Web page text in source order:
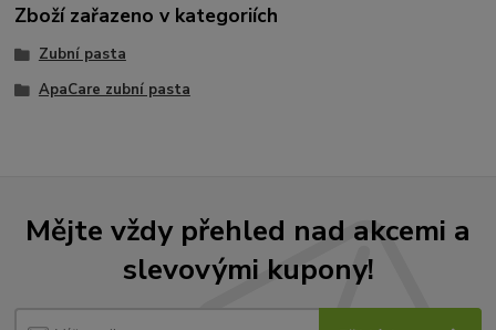
Zboží zařazeno v kategoriích
Zubní pasta
ApaCare zubní pasta
Mějte vždy přehled nad akcemi a
slevovými kupony!